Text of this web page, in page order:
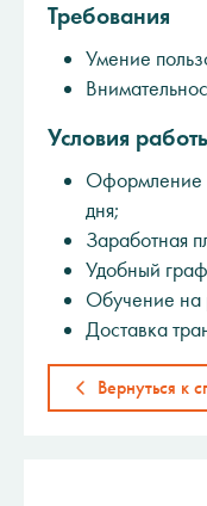
Требования
Умение
Условия
Оформление
дня;
Заработная
Удобный
Обучение на
Доставка
Вернуться к